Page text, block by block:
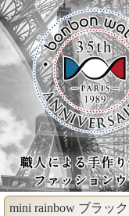
mini rainbow ブラッ